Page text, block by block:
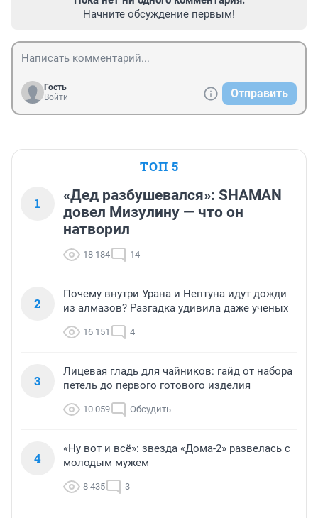
Начните обсуждение первым!
Гость
Войти
Отправить
ТОП 5
1
«Дед разбушевался»: SHAMAN
довел Мизулину — что он
натворил
18 184 14
2
Почему внутри Урана и Нептуна идут дожди
из алмазов? Разгадка удивила даже ученых
16 151 4
3
Лицевая гладь для чайников: гайд от набора
петель до первого готового изделия
10 059 Обсудить
4
«Ну вот и всё»: звезда «Дома-2» развелась с
молодым мужем
8 435 3